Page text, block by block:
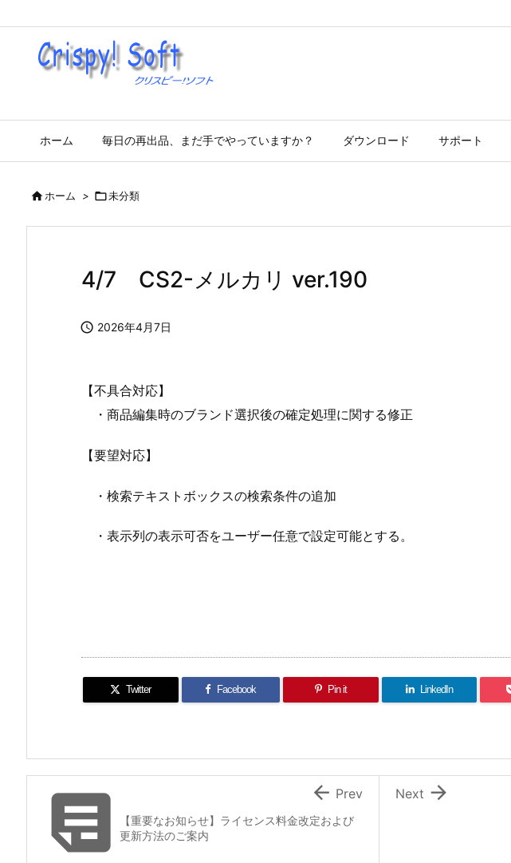
ホーム 毎日の再出品、まだ手でやっていますか？ ダウンロード サポート
ホーム > 未分類
4/7 CS2-メルカリ ver.190
 2026年4月7日
【不具合対応】
・商品編集時のブランド選択後の確定処理に関する修正
【要望対応】
・検索テキストボックスの検索条件の追加
・表示列の表示可否をユーザー任意で設定可能とする。
Twitter Facebook Pin it LinkedIn

Next
 【重要なお知らせ】ライセンス料金改定および
更新方法のご案内
 Prev